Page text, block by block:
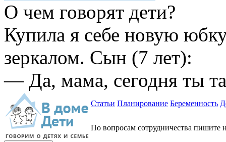
О чем говорят дети?
Купила я себе новую
зеркалом. Сын (7 лет):
— Да, мама, сегодня ты
Статьи Планирование Беременность
По вопросам сотрудничества пишите